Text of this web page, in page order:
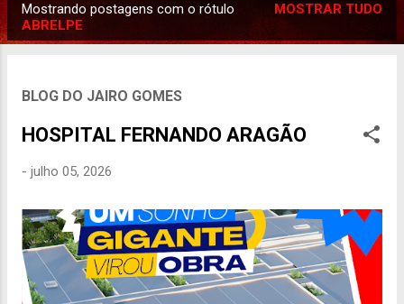
o
Mostrando postagens com o rótulo
ABRELPE
MOSTRAR TUDO
BLOG DO JAIRO GOMES
HOSPITAL FERNANDO ARAGÃO
- julho 05, 2026